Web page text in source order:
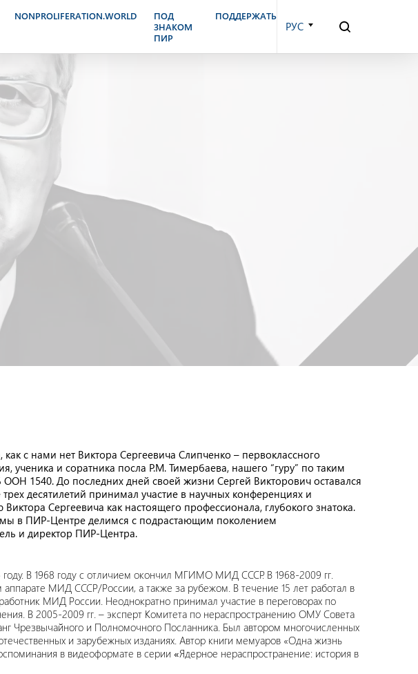
NONPROLIFERATION.WORLD
ПОД
ЗНАКОМ
ПИР
ПОДДЕРЖАТЬ
РУС
с нами нет Виктора Сергеевича Слипченко – первоклассного
ученика и соратника посла Р.М. Тимербаева, нашего “гуру” по таким
1540. До последних дней своей жизни Сергей Викторович оставался
десятилетий принимал участие в научных конференциях и
Сергеевича как настоящего профессионала, глубокого знатока.
в ПИР-Центре делимся с подрастающим поколением
и директор ПИР-Центра.
году. В 1968 году с отличием окончил МГИМО МИД СССР. В 1968-2009 гг.
МИД СССР/России, а также за рубежом. В течение 15 лет работал в
МИД России. Неоднократно принимал участие в переговорах по
В 2005-2009 гг. – эксперт Комитета по нераспространению ОМУ Совета
Чрезвычайного и Полномочного Посланника. Был автором многочисленных
и зарубежных изданиях. Автор книги мемуаров «Одна жизнь
в видеоформате в серии «Ядерное нераспространение: история в